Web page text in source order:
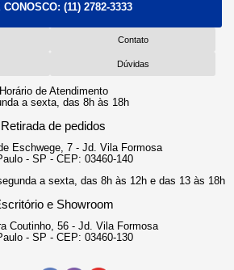
CONOSCO: (11) 2782-3333
Contato
Dúvidas
Horário de Atendimento
a sexta, das 8h às 18h
Retirada de pedidos
Eschwege, 7 - Jd. Vila Formosa
- SP - CEP: 03460-140
a sexta, das 8h às 12h e das 13 às 18h
e Showroom
Coutinho, 56 - Jd. Vila Formosa
- SP - CEP: 03460-130